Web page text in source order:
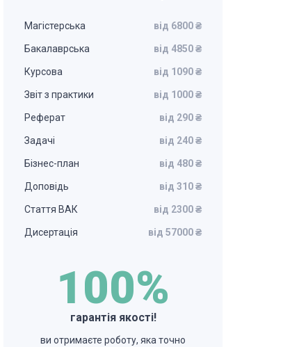
Магістерська від 6800 ₴
Бакалаврська від 4850 ₴
Курсова від 1090 ₴
Звіт з практики від 1000 ₴
Реферат від 290 ₴
Задачі від 240 ₴
Бізнес-план від 480 ₴
Доповідь від 310 ₴
Стаття ВАК від 2300 ₴
Дисертація від 57000 ₴
100%
гарантія якості!
ви отримаєте роботу, яка точно